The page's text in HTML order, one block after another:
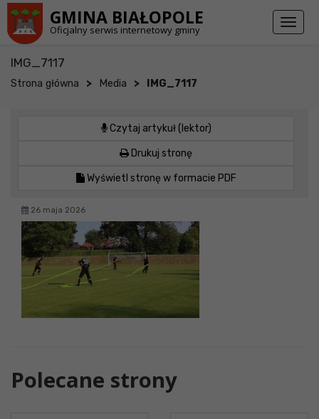
GMINA BIAŁOPOLE
Oficjalny serwis internetowy gminy
Toggle
IMG_7117
Strona główna > Media > IMG_7117
Czytaj artykuł (lektor)
Drukuj stronę
Wyświetl stronę w formacie PDF
26 maja 2026
Polecane strony